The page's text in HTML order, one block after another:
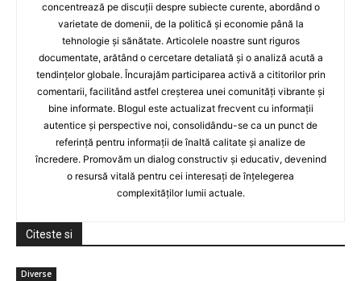
concentrează pe discuții despre subiecte curente, abordând o
varietate de domenii, de la politică și economie până la
tehnologie și sănătate. Articolele noastre sunt riguros
documentate, arătând o cercetare detaliată și o analiză acută a
tendințelor globale. Încurajăm participarea activă a cititorilor prin
comentarii, facilitând astfel creșterea unei comunități vibrante și
bine informate. Blogul este actualizat frecvent cu informații
autentice și perspective noi, consolidându-se ca un punct de
referință pentru informații de înaltă calitate și analize de
încredere. Promovăm un dialog constructiv și educativ, devenind
o resursă vitală pentru cei interesați de înțelegerea
complexităților lumii actuale.
Citeste si
Diverse